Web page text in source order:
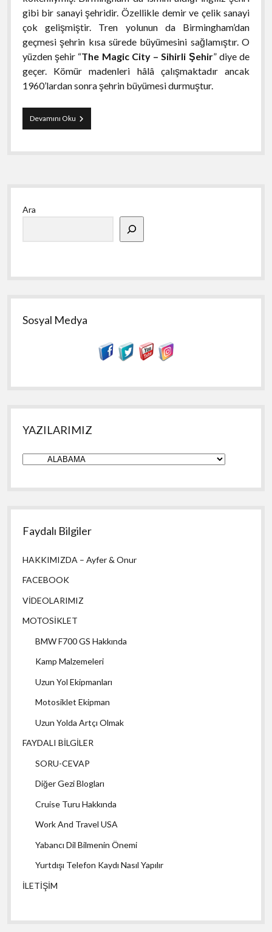
gibi bir sanayi şehridir. Özellikle demir ve çelik sanayi
çok gelişmiştir. Tren yolunun da Birmingham’dan
geçmesi şehrin kısa sürede büyümesini sağlamıştır. O
yüzden şehir “The Magic City – Sihirli Şehir” diye de
geçer. Kömür madenleri hâlâ çalışmaktadır ancak
1960’lardan sonra şehrin büyümesi durmuştur.
Devamını OkuBirmingham
Gezi
Yan
Menü
Ara
Sosyal Medya
YAZILARIMIZ
YAZILARIMIZ
Faydalı Bilgiler
HAKKIMIZDA – Ayfer & Onur
FACEBOOK
VİDEOLARIMIZ
MOTOSİKLET
BMW F700 GS Hakkında
Kamp Malzemeleri
Uzun Yol Ekipmanları
Motosiklet Ekipman
Uzun Yolda Artçı Olmak
FAYDALI BİLGİLER
SORU-CEVAP
Diğer Gezi Blogları
Cruise Turu Hakkında
Work And Travel USA
Yabancı Dil Bilmenin Önemi
Yurtdışı Telefon Kaydı Nasıl Yapılır
İLETİŞİM